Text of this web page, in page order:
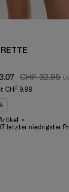
CHF 32.95
CHF 9.88
letzter niedrigster